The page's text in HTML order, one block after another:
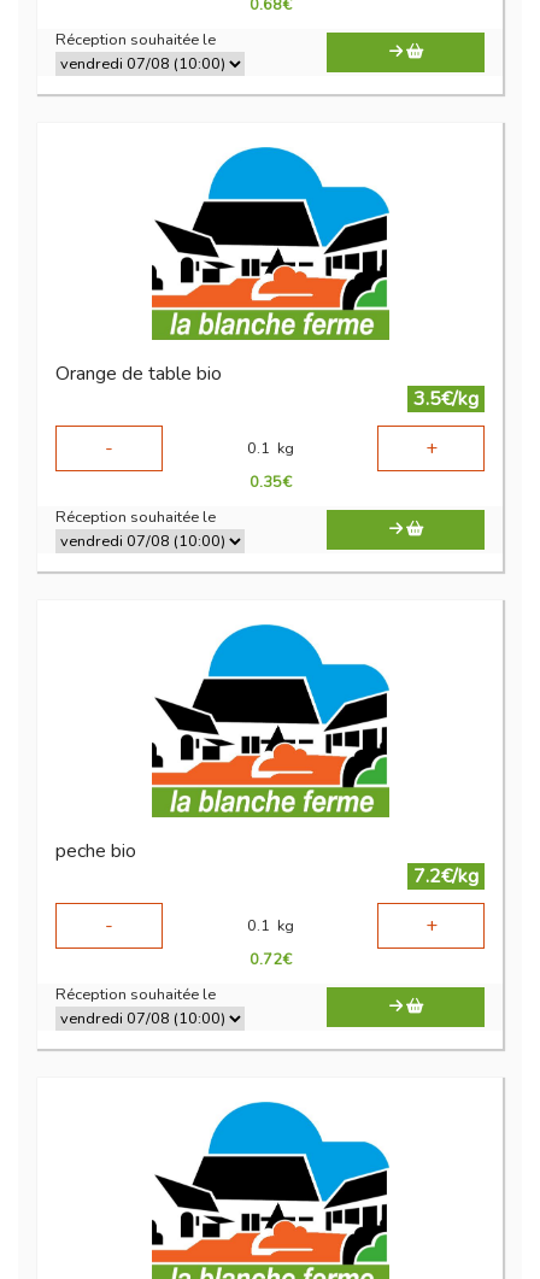
0.68€
Réception souhaitée le
Orange de table bio
3.5€/kg
-
0.1 kg +
0.35€
Réception souhaitée le
peche bio
7.2€/kg
-
0.1 kg +
0.72€
Réception souhaitée le